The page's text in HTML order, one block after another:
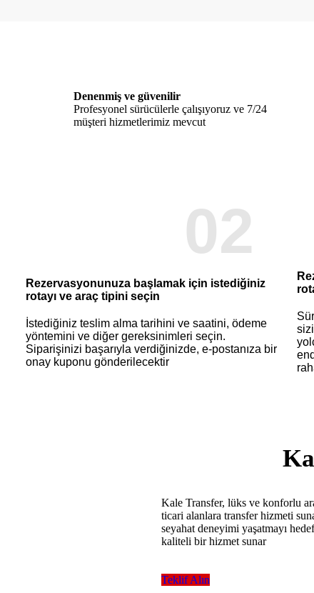
Denenmiş ve güvenilir
Profesyonel sürücülerle çalışıyoruz ve 7/24
müşteri hizmetlerimiz mevcut
02
Rezervasyonunuza başlamak için istediğiniz
rotayı ve araç tipini seçin
İstediğiniz teslim alma tarihini ve saatini, ödeme
yöntemini ve diğer gereksinimleri seçin.
Siparişinizi başarıyla verdiğinizde, e-postanıza bir
onay kuponu gönderilecektir
Kale Transfer, lüks ve konforlu
ticari alanlara transfer hizmeti
seyahat deneyimi yaşatmayı
kaliteli bir hizmet sunar
Teklif Alın